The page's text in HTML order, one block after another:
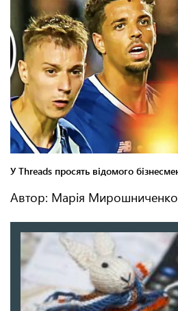
Автор: Марія Мирошниченко